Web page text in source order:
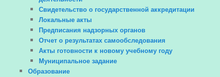
Свидетельство о государственной аккредитации
Локальные акты
Предписания надзорных органов
Отчет о результатах самообследования
Акты готовности к новому учебному году
Муниципальное задание
Образование